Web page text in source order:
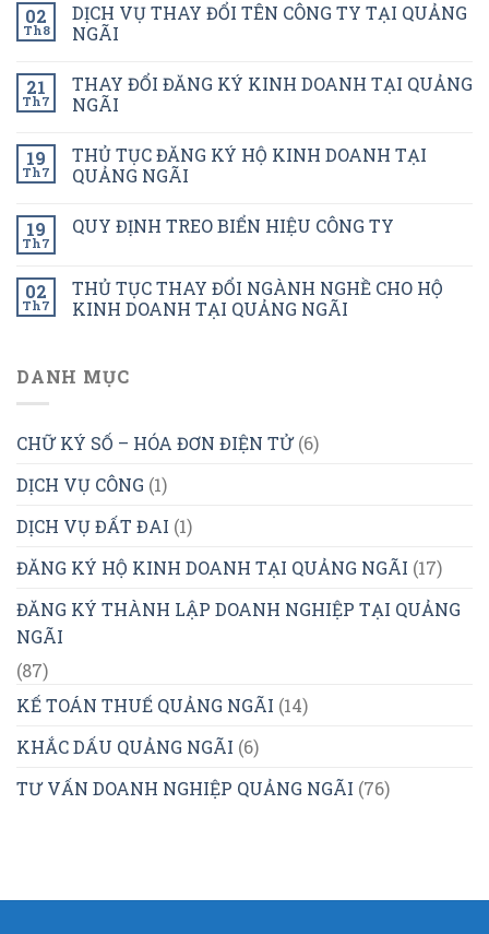
02
Th8
DỊCH VỤ THAY ĐỔI TÊN CÔNG TY TẠI QUẢNG
NGÃI
21
Th7
THAY ĐỔI ĐĂNG KÝ KINH DOANH TẠI QUẢNG
NGÃI
19
Th7
THỦ TỤC ĐĂNG KÝ HỘ KINH DOANH TẠI
QUẢNG NGÃI
19
Th7
QUY ĐỊNH TREO BIỂN HIỆU CÔNG TY
02
Th7
THỦ TỤC THAY ĐỔI NGÀNH NGHỀ CHO HỘ
KINH DOANH TẠI QUẢNG NGÃI
DANH MỤC
CHỮ KÝ SỐ – HÓA ĐƠN ĐIỆN TỬ(6)
DỊCH VỤ CÔNG (1)
DỊCH VỤ ĐẤT ĐAI (1)
ĐĂNG KÝ HỘ KINH DOANH TẠI QUẢNG NGÃI (17)
ĐĂNG KÝ THÀNH LẬP DOANH NGHIỆP TẠI QUẢNG
NGÃI
(87)
KẾ TOÁN THUẾ QUẢNG NGÃI (14)
KHẮC DẤU QUẢNG NGÃI (6)
TƯ VẤN DOANH NGHIỆP QUẢNG NGÃI (76)